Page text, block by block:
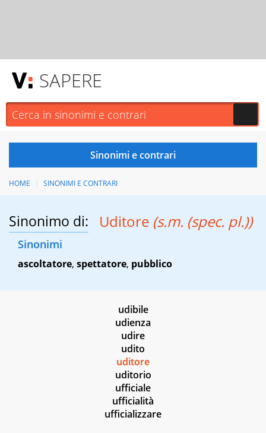
SAPERE
HOME SINONIMI E CONTRARI
Sinonimo di: Uditore (s.m. (spec. pl.))
Sinonimi
ascoltatore, spettatore, pubblico
udibile
udienza
udire
udito
uditore
uditorio
ufficiale
ufficialità
ufficializzare